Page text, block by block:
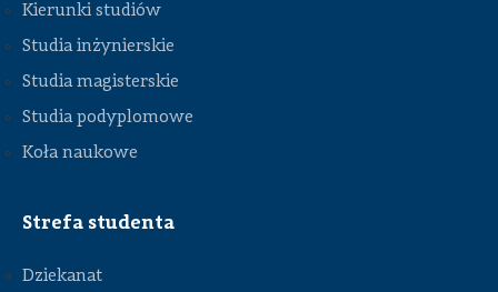
Kierunki studiów
Studia inżynierskie
Studia magisterskie
Studia podyplomowe
Koła naukowe
Strefa studenta
Dziekanat